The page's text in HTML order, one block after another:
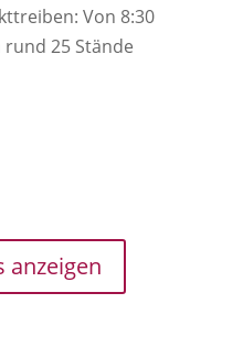
Von 8:30
25 Stände
anzeigen